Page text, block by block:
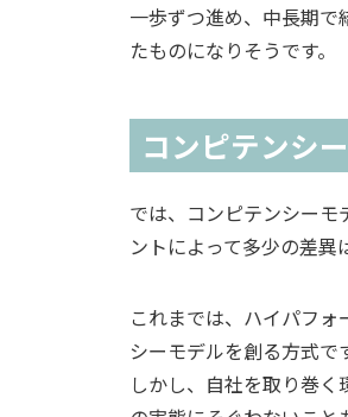
一歩ずつ進め、中長期
たものになりそうです。
コンピテンシ
では、コンピテンシー
ントによって多少の差異
これまでは、ハイパフ
シーモデルを創る方式で
しかし、自社を取り巻